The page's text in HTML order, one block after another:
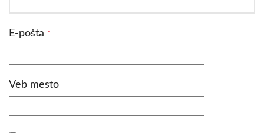
E-pošta *
Veb mesto